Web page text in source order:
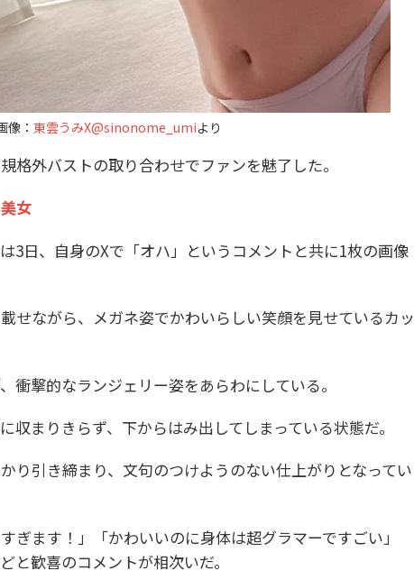
像： 東雲うみX@sinonome_umiより
格外バストの取り合わせでファンを魅了した。
女
3日、自身のXで「オハ」というコメントと共に1枚の画像
せながら、メガネ姿でかわいらしい笑顔を見せているカッ
衝撃的なランジェリー姿をあらわにしている。
まりきらず、下からはみ出してしまっている状態だ。
り引き締まり、文句のつけようのない仕上がりとなってい
ぎます！」「かわいいのに身体は超グラマーですごい」
と歓喜のコメントが相次いだ。